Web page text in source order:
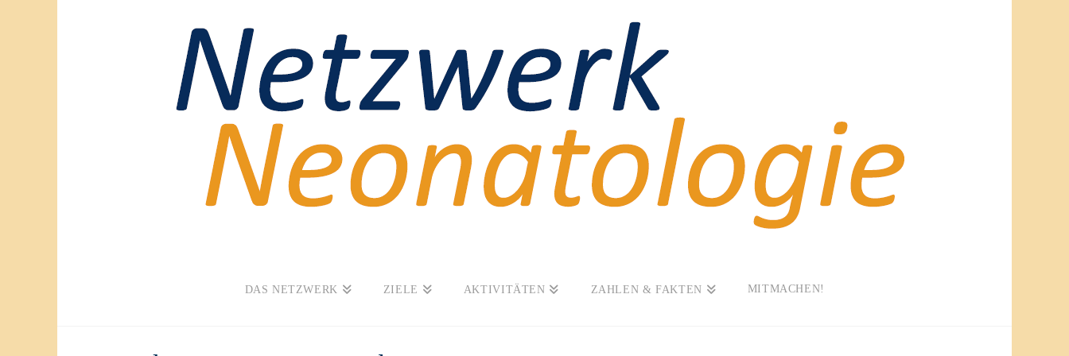
DAS NETZWERK ZIELE AKTIVITÄTEN ZAHLEN & FAKTEN MITMACHEN!